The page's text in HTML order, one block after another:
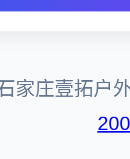
家庄壹拓户